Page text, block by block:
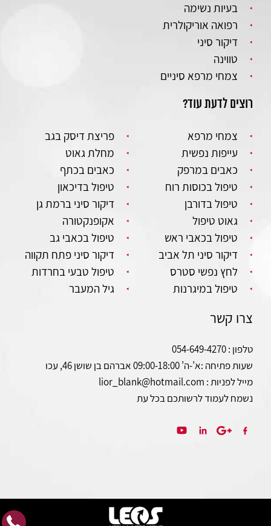
בעיות נשימה
רפואה אוריקולרית
דיקור סיני
טווינה
צמחי מרפא סיניים
רוצים לדעת עוד?
צמחי מרפא
פריצת דיסק בגב
עייפות נפשית
מחלת גאוט
כאבים במרפק
כאבים בכתף
טיפול בכוסות רוח
טיפול בדיכאון
טיפול בדורבן
דיקור סיני ברמת גן
גאוט טיפול
אקופנקטורה
טיפול בכאבי ראש
טיפול בכאבי גב
דיקור סיני תל אביב
דיקור סיני פתח תקווה
לחץ נפשי סטרס
טיפול טבעי בחרדות
טיפול במיגרנות
גיל המעבר
צרו קשר
טלפון : 054-649-4270
שעות פתיחה :א’-ה’ 09:00-18:00 אברהם בן שושן 46, עכו
מייל לפניות : lior_blank@hotmail.com
נשמח לעמוד לרשותכם בכל עת